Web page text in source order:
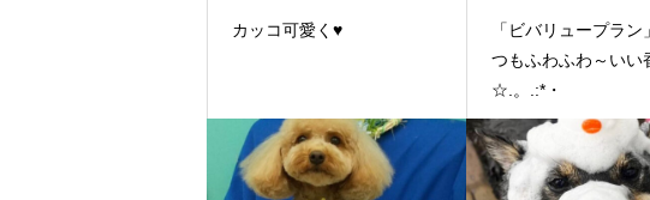
カッコ可愛く♥
「ビバリュープラン
つもふわふわ～いい
☆.。.:*・